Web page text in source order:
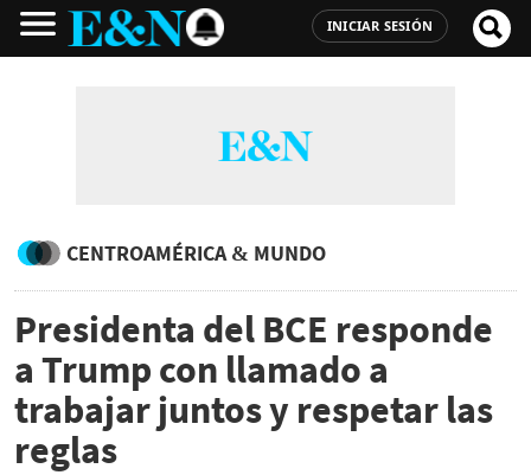
INICIAR SESIÓN
CENTROAMÉRICA & MUNDO
Presidenta del BCE responde
a Trump con llamado a
trabajar juntos y respetar las
reglas